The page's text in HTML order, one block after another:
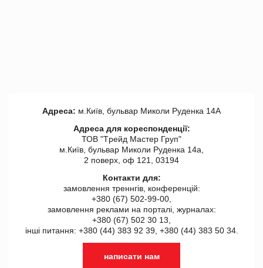
Адреса: м.Київ, бульвар Миколи Руденка 14А
Адреса для кореспонденції:
ТОВ "Tрейд Мастер Груп"
м.Київ, бульвар Миколи Руденка 14а,
2 поверх, оф 121, 03194
Контакти для:
замовлення треннгів, конференцій:
+380 (67) 502-99-00,
замовлення реклами на порталі, журналах:
+380 (67) 502 30 13,
інші питання: +380 (44) 383 92 39, +380 (44) 383 50 34.
написати нам